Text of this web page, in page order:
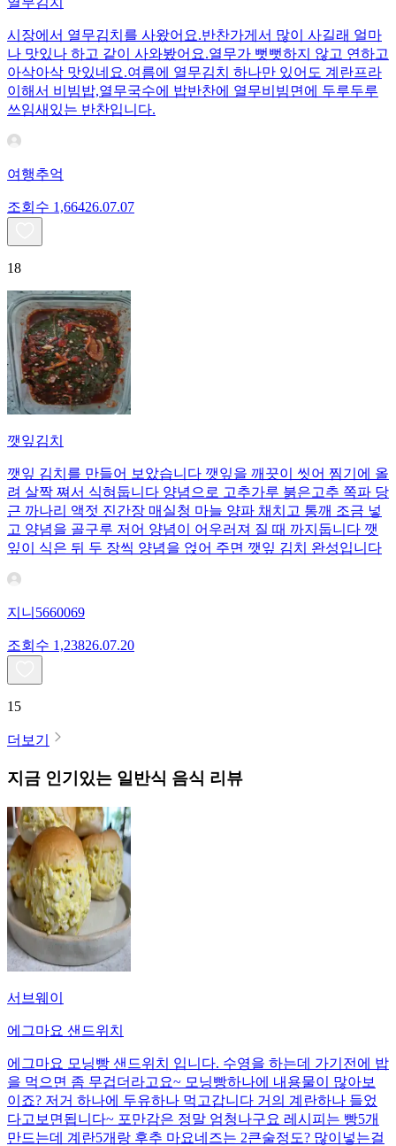
시장에서 열무김치를 사왔어요.반찬가게서 많이 사길래 얼마
나 맛있나 하고 같이 사와봤어요.열무가 뻣뻣하지 않고 연하고
아삭아삭 맛있네요.여름에 열무김치 하나만 있어도 계란프라
이해서 비빔밥,열무국수에 밥반찬에 열무비빔면에 두루두루
쓰임새있는 반찬입니다.
여행추억
조회수 1,66426.07.07
18
깻잎김치
깻잎 김치를 만들어 보았습니다 깻잎을 깨끗이 씻어 찜기에 올
려 살짝 쪄서 식혀둡니다 양념으로 고추가루 붉은고추 쪽파 당
근 까나리 액젓 진간장 매실청 마늘 양파 채치고 통깨 조금 넣
고 양념을 골구루 저어 양념이 어우러져 질 때 까지둡니다 깻
잎이 식은 뒤 두 장씩 양념을 얹어 주면 깻잎 김치 완성입니다
지니5660069
조회수 1,23826.07.20
15
더보기
지금 인기있는 일반식 음식 리뷰
서브웨이
에그마요 샌드위치
에그마요 모닝빵 샌드위치 입니다. 수영을 하는데 가기전에 밥
을 먹으면 좀 무겁더라고요~ 모닝빵하나에 내용물이 많아보
이죠? 저거 하나에 두유하나 먹고갑니다 거의 계란하나 들었
다고보면됩니다~ 포만감은 정말 엄청나구요 레시피는 빵5개
만드는데 계란5개랑 후추 마요네즈는 2큰술정도? 많이넣는걸